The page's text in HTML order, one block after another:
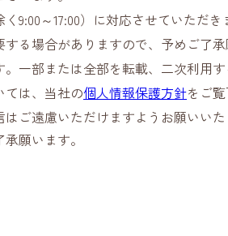
～17:00）に対応させていただき
る場合がありますので、予めご了承
一部または全部を転載、二次利用す
ては、当社の個人情報保護方針をご覧
ご遠慮いただけますようお願いいた
願います。